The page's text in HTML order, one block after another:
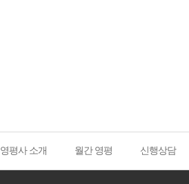
영평사 소개 월간 영평 신행상담